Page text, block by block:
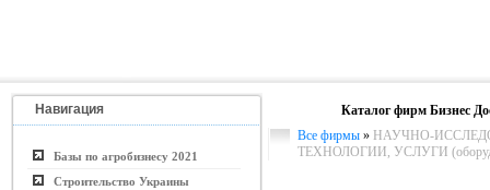
Навигация
Базы по агробизнесу 2021
Строительство Украины
Каталог фирм Бизнес
Все фирмы » НАУЧНО-
ТЕХНОЛОГИИ, УСЛУГИ